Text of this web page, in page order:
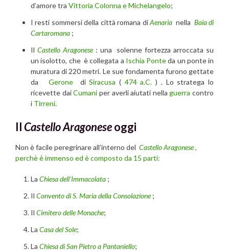
d’amore tra Vittoria Colonna e Michelangelo;
I resti sommersi della città romana diAenaria nella Baia di
Cartaromana ;
Il Castello Aragonese: una
solenne fortezza arroccata su
un isolotto, che è collegata a Ischia Ponteda un ponte in
muratura di 220 metri. Le sue fondamenta furono gettate
da
Gerone diSiracusa ( 474 a.C. ) . Lo stratega lo
ricevette daiCumani per averli aiutati nellaguerra contro
i Tirreni.
IlCastello Aragoneseoggi
Non è facile peregrinare all’interno del Castello Aragonese ,
perchè è immenso ed è composto da 15 parti:
La Chiesa dell’Immacolata ;
Il Convento di S. Maria della Consolazione ;
Il Cimitero delle Monache;
La Casa del Sole;
La Chiesa di San Pietro a Pantaniello;